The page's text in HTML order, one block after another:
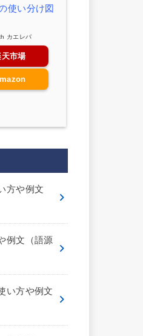
使い分け図
カエレバ
天市場
方や例文
例文（語源
い方や例文